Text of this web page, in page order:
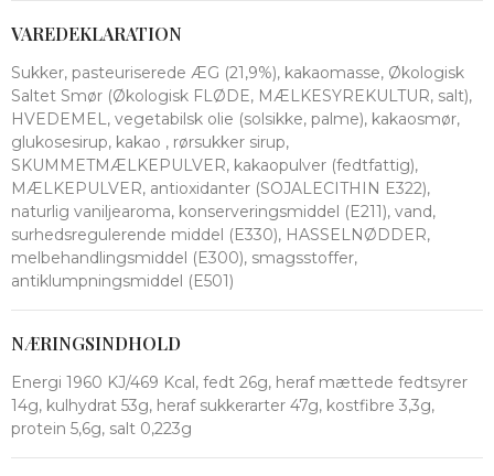
VAREDEKLARATION
Sukker, pasteuriserede ÆG (21,9%), kakaomasse, Økologisk
Saltet Smør (Økologisk FLØDE, MÆLKESYREKULTUR, salt),
HVEDEMEL, vegetabilsk olie (solsikke, palme), kakaosmør,
glukosesirup, kakao , rørsukker sirup,
SKUMMETMÆLKEPULVER, kakaopulver (fedtfattig),
MÆLKEPULVER, antioxidanter (SOJALECITHIN E322),
naturlig vaniljearoma, konserveringsmiddel (E211), vand,
surhedsregulerende middel (E330), HASSELNØDDER,
melbehandlingsmiddel (E300), smagsstoffer,
antiklumpningsmiddel (E501)
NÆRINGSINDHOLD
Energi 1960 KJ/469 Kcal, fedt 26g, heraf mættede fedtsyrer
14g, kulhydrat 53g, heraf sukkerarter 47g, kostfibre 3,3g,
protein 5,6g, salt 0,223g